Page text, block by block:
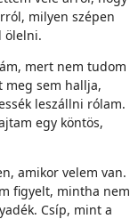
milyen szépen
ölelni.
mert nem tudom
meg sem hallja,
leszállni rólam.
egy köntös,
amikor velem van.
figyelt, mintha nem
Csíp, mint a